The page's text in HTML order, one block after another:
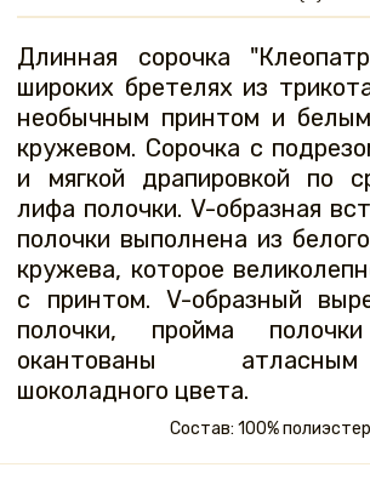
Длинная сорочка
широких бретелях из
необычным принтом и
кружевом. Сорочка с
и мягкой драпировкой по
лифа полочки. V-образная
полочки выполнена из
кружева, которое
с принтом. V-образный
полочки, пройма
окантованы
шоколадного цвета.
Состав: 100%